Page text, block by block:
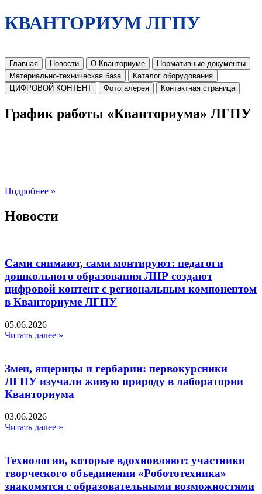
КВАНТОРИУМ ЛГПУ
Главная Новости О Кванториуме
Нормативные документы
Материально-техническая база
Каталог оборудования
ЦИФРОВОЙ КОНТЕНТ
Фотогалерея Контактная страница
График работы «Кванториума» ЛГПУ
Подробнее »
Новости
Сами снимают, сами монтируют: педагоги
дошкольного образования ЛНР создают
цифровой контент с региональным компонентом
в Кванториуме ЛГПУ​
05.06.2026
Читать далее »
Змеи, ящерицы и гербарии: первокурсники
ЛГПУ изучали живую природу в лаборатории
Кванториума
03.06.2026
Читать далее »
Технологии, которые вдохновляют: участники
творческого объединения «Робототехника»
знакомятся с образовательными возможностями